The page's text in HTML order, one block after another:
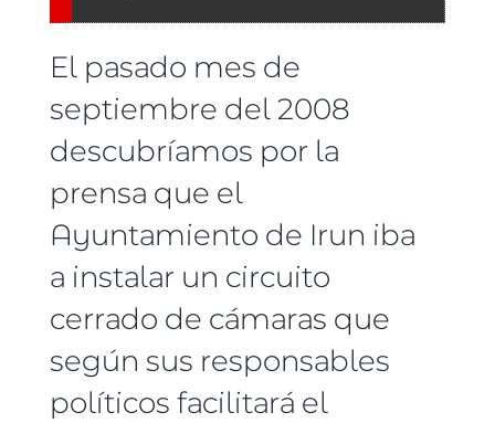
El pasado mes de
septiembre del 2008
descubríamos por la
prensa que el
Ayuntamiento de Irun iba
a instalar un circuito
cerrado de cámaras que
según sus responsables
políticos facilitará el